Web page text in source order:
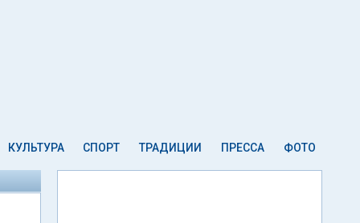
КУЛЬТУРА СПОРТ ТРАДИЦИИ ПРЕССА ФОТО